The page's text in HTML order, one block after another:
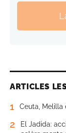
ARTICLES
1 Ceuta, Melilla
2
El Jadida: